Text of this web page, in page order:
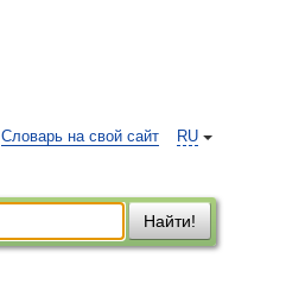
RU
Словарь на свой сайт
Найти!